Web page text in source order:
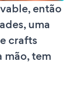
então
uma
crafts
mão, tem